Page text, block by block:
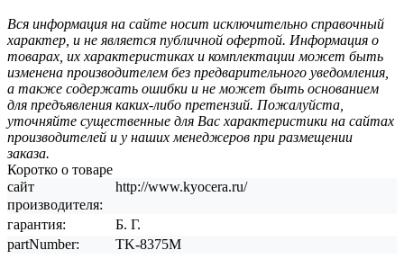
Вся информация на сайте носит исключительно справочный
характер, и не является публичной офертой. Информация о
товарах, их характеристиках и комплектации может быть
изменена производителем без предварительного уведомления,
а также содержать ошибки и не может быть основанием
для предъявления каких-либо претензий. Пожалуйста,
уточняйте существенные для Вас характеристики на сайтах
производителей и у наших менеджеров при размещении
заказа.
Коротко о товаре
сайт
производителя:
http://www.kyocera.ru/
гарантия:
Б. Г.
partNumber:
TK-8375M